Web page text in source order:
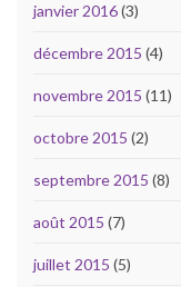
janvier 2016(3)
décembre 2015 (4)
novembre 2015 (11)
octobre 2015 (2)
septembre 2015 (8)
août 2015 (7)
juillet 2015 (5)